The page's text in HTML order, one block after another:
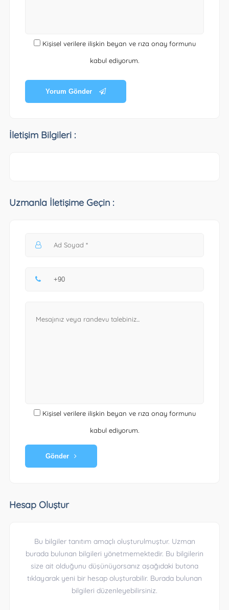
Kişisel verilere ilişkin beyan ve rıza onay formunu
kabul ediyorum.
Yorum Gönder
İletişim Bilgileri :
Uzmanla İletişime Geçin :
Kişisel verilere ilişkin beyan ve rıza onay formunu
kabul ediyorum.
Gönder
Hesap Oluştur
Bu bilgiler tanıtım amaçlı oluşturulmuştur. Uzman
burada bulunan bilgileri yönetmemektedir. Bu bilgilerin
size ait olduğunu düşünüyorsanız aşağıdaki butona
tıklayarak yeni bir hesap oluşturabilir. Burada bulunan
bilgileri düzenleyebilirsiniz.